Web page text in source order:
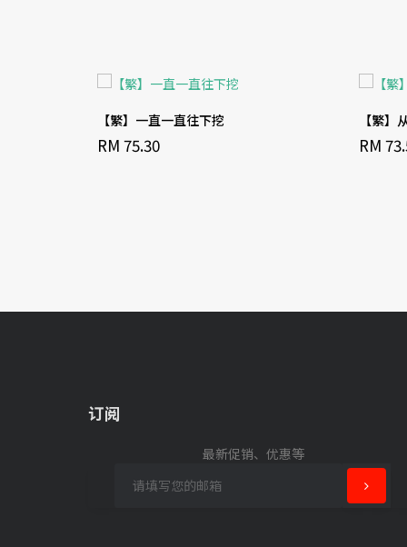
【繁】一直一直往下挖
RM 75.30
【繁】
RM
订阅
最新促销、优惠等